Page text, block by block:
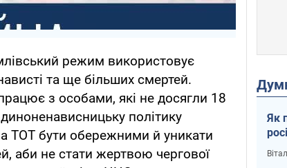
режим використовує
та ще більших смертей.
з особами, які не досягли 18
політику
ТОТ бути обережними й уникати
аби не стати жертвою чергової
Як